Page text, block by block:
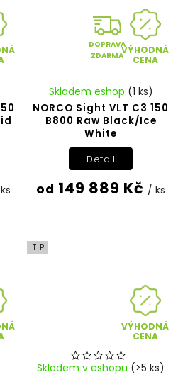
DOPRAVA
ZDARMAVÝHODNÁ
CENA
NORCO Sight VLT C3 150
B800 Raw Black/Ice
White
Skladem eshop (1 ks)
od 149 889 Kč / ks
Detail
TIP
VÝHODNÁ
CENA
Skladem v eshopu (>5 ks)